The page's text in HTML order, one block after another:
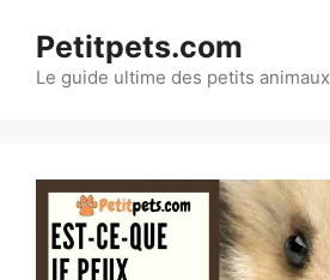
contenu
Petitpets.com
Le guide ultime des petits animaux